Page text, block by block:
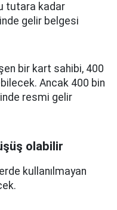
tutara kadar
gelir belgesi
bir kart sahibi, 400
Ancak 400 bin
resmi gelir
olabilir
kullanılmayan